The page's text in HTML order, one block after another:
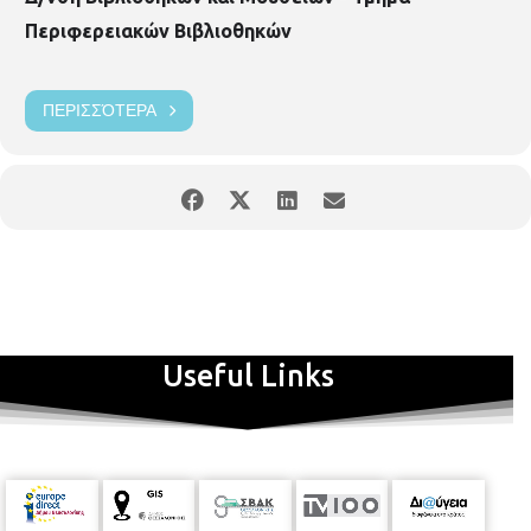
Περιφερειακών Βιβλιοθηκών
ΠΕΡΙΣΣΌΤΕΡΑ
Useful Links